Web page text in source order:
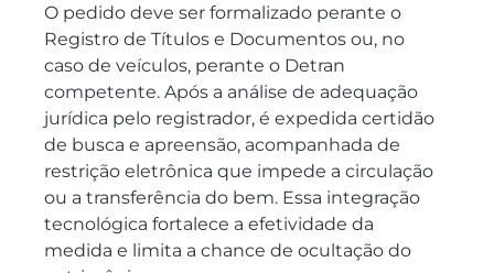
O pedido deve ser formalizado perante o
Registro de Títulos e Documentos ou, no
caso de veículos, perante o Detran
competente. Após a análise de adequação
jurídica pelo registrador, é expedida certidão
de busca e apreensão, acompanhada de
restrição eletrônica que impede a circulação
ou a transferência do bem. Essa integração
tecnológica fortalece a efetividade da
medida e limita a chance de ocultação do